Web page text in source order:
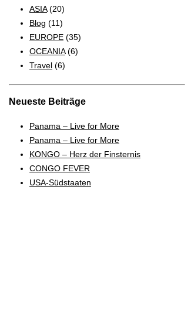
ASIA(20)
Blog (11)
EUROPE (35)
OCEANIA(6)
Travel (6)
Neueste Beiträge
Panama – Live for More
Panama – Live for More
KONGO – Herz der Finsternis
CONGO FEVER
USA-Südstaaten